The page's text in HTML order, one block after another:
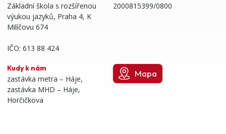
Základní škola s rozšířenou
výukou jazyků, Praha 4, K
Milíčovu 674
IČO: 613 88 424
2000815399/0800
Kudy k nám
zastávka metra – Háje,
zastávka MHD – Háje,
Horčičkova
Mapa